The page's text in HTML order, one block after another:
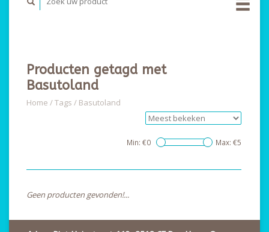
Producten getagd met
Basutoland
Home /Tags / Basutoland
Min: €0 Max: €5
Geen producten gevonden!...